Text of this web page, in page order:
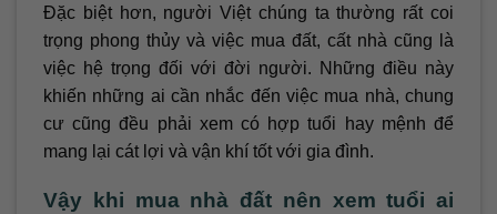
Đặc biệt hơn, người Việt chúng ta thường rất coi
trọng phong thủy và việc mua đất, cất nhà cũng là
việc hệ trọng đối với đời người. Những điều này
khiến những ai cần nhắc đến việc mua nhà, chung
cư cũng đều phải xem có hợp tuổi hay mệnh để
mang lại cát lợi và vận khí tốt với gia đình.
Vậy khi mua nhà đất nên xem tuổi ai